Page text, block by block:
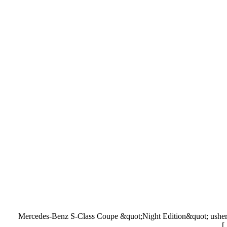
Mercedes-Benz S-Class Coupe &quot;Night Edition&quot;